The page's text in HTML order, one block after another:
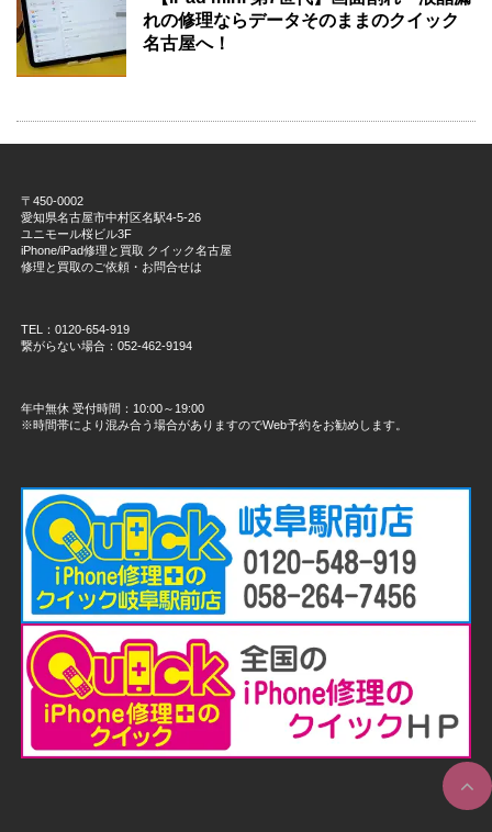
れの修理ならデータそのままのクイック
名古屋へ！
〒450-0002
愛知県名古屋市中村区名駅4-5-26
ユニモール桜ビル3F
iPhone/iPad修理と買取 クイック名古屋
修理と買取のご依頼・お問合せは
TEL：0120-654-919
繋がらない場合：052-462-9194
年中無休 受付時間：10:00～19:00
※時間帯により混み合う場合がありますのでWeb予約をお勧めします。